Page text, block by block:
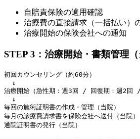
自賠責保険の適用確認
治療費の直接請求（一括払い）
治療開始の保険会社への通知
STEP 3：治療開始・書類管理（
初回カウンセリング（約60分）
治療開始（急性期：週3回 / 回復期：週2回 /
毎回の施術証明書の作成・管理（当院）
毎月の診療費請求書を保険会社へ送付（当院）